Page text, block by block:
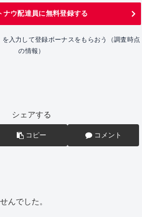
ナウ配達員に無料登録する
入力して登録ボーナスをもらおう（調査時点
の情報）
シェアする
コピー コメント
んでした。